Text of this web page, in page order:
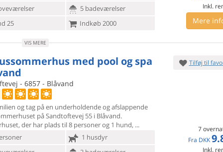
5 badeværelser
25
Indkøb 2000
Inkl.
Mere
VIS MERE
med pool og spa
- 6857 - Blåvand
og tag på en underholdende og afslappende
påSandtoftevej 55 i Blåvand.
der har plads til 8 personer og 1 hund,
1 husdyr
Tilføj til
7
Fra DKK
Inkl.